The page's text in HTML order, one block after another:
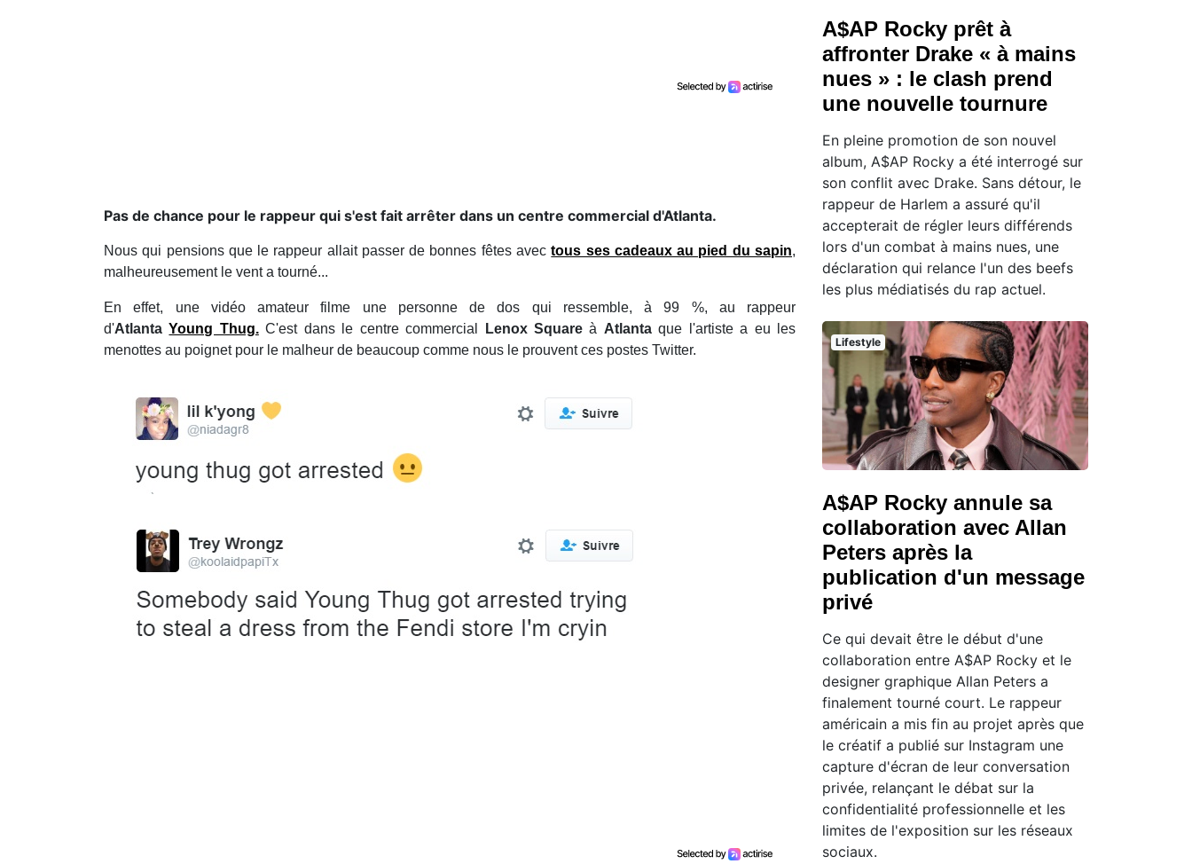
Pas de chance pour le rappeur qui s'est fait arrêter dans un centre commercial d'Atlanta.
Nous qui pensions que le rappeur allait passer de bonnes fêtes avectous ses cadeaux au pied du sapin,
malheureusement le vent a tourné...
En effet, une vidéo amateur filme une personne de dos qui ressemble, à 99 %, au rappeur
d'AtlantaYoung Thug.C'est dans le centre commercial Lenox Squareà Atlantaque l'artiste a eu les
menottes au poignet pour le malheur de beaucoup comme nous le prouvent ces postes Twitter.
A$AP Rocky prêt à
affronter Drake « à mains
nues » : le clash prend
une nouvelle tournure
En pleine promotion de son nouvel
album, A$AP Rocky a été interrogé sur
son conflit avec Drake. Sans détour, le
rappeur de Harlem a assuré qu'il
accepterait de régler leurs différends
lors d'un combat à mains nues, une
déclaration qui relance l'un des beefs
les plus médiatisés du rap actuel.
Lifestyle
A$AP Rocky annule sa
collaboration avec Allan
Peters après la
publication d'un message
privé
Ce qui devait être le début d'une
collaboration entre A$AP Rocky et le
designer graphique Allan Peters a
finalement tourné court. Le rappeur
américain a mis fin au projet après que
le créatif a publié sur Instagram une
capture d'écran de leur conversation
privée, relançant le débat sur la
confidentialité professionnelle et les
limites de l'exposition sur les réseaux
sociaux.